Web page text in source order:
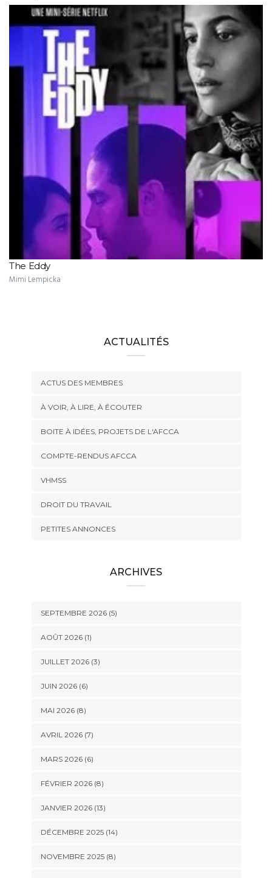
The Eddy
Mimi Lempicka
ACTUALITÉS
ACTUS DES MEMBRES
À VOIR, À LIRE, À ÉCOUTER
BOITE À IDÉES, PROJETS DE L'AFCCA
COMPTE-RENDUS AFCCA
VHMSS
DROIT DU TRAVAIL
PETITES ANNONCES
ARCHIVES
SEPTEMBRE 2026 (5)
AOÛT 2026 (1)
JUILLET 2026 (3)
JUIN 2026 (6)
MAI 2026 (8)
AVRIL 2026 (7)
MARS 2026 (6)
FÉVRIER 2026 (8)
JANVIER 2026 (13)
DÉCEMBRE 2025 (14)
NOVEMBRE 2025 (8)